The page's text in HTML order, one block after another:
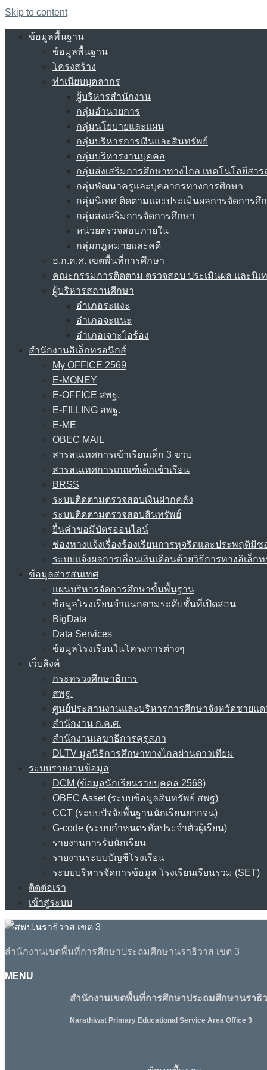
Skip to content
ข้อมูลพื้นฐาน
ข้อมูลพื้นฐาน
โครงสร้าง
ทำเนียบบุคลากร
ผู้บริหารสำนักงาน
กลุ่มอำนวยการ
กลุ่มนโยบายและแผน
กลุ่มบริหารการเงินและสินทรัพย์
กลุ่มบริหารงานบุคคล
กลุ่มส่งเสริมการศึกษาทางไกล เทคโนโลยีสา
กลุ่มพัฒนาครูและบุคลากรทางการศึกษา
กลุ่มนิเทศ ติดตามและประเมินผลการจัดการศึ
กลุ่มส่งเสริมการจัดการศึกษา
หน่วยตรวจสอบภายใน
กลุ่มกฎหมายและคดี
อ.ก.ค.ศ. เขตพื้นที่การศึกษา
คณะกรรมการติดตาม ตรวจสอบ ประเมินผล และนิเ
ผู้บริหารสถานศึกษา
อำเภอระแงะ
อำเภอจะแนะ
อำเภอเจาะไอร้อง
สำนักงานอิเล็กทรอนิกส์
My OFFICE 2569
E-MONEY
E-OFFICE สพฐ.
E-FILLING สพฐ.
E-ME
OBEC MAIL
สารสนเทศการเข้าเรียนเด็ก 3 ขวบ
สารสนเทศการเกณฑ์เด็กเข้าเรียน
BRSS
ระบบติดตามตรวจสอบเงินฝากคลัง
ระบบติดตามตรวจสอบสินทรัพย์
ยื่นคำขอมีบัตรออนไลน์
ช่องทางแจ้งเรื่องร้องเรียนการทุจริตและประพฤติมิช
ระบบแจ้งผลการเลื่อนเงินเดือนด้วยวิธีการทางอิเล็ก
ข้อมูลสารสนเทศ
แผนบริหารจัดการศึกษาขั้นพื้นฐาน
ข้อมูลโรงเรียนจำแนกตามระดับชั้นที่เปิดสอน
BigData
Data Services
ข้อมูลโรงเรียนในโครงการต่างๆ
เว็บลิงค์
กระทรวงศึกษาธิการ
สพฐ.
ศูนย์ประสานงานและบริหารการศึกษาจังหวัดชายแ
สำนักงาน ก.ค.ศ.
สำนักงานเลขาธิการคุรุสภา
DLTV มูลนิธิการศึกษาทางไกลผ่านดาวเทียม
ระบบรายงานข้อมูล
DCM (ข้อมูลนักเรียนรายบุคคล 2568)
OBEC Asset (ระบบข้อมูลสินทรัพย์ สพฐ)
CCT (ระบบปัจจัยพื้นฐานนักเรียนยากจน)
G-code (ระบบกำหนดรหัสประจำตัวผู้เรียน)
รายงานการรับนักเรียน
รายงานระบบบัญชีโรงเรียน
ระบบบริหารจัดการข้อมูล โรงเรียนเรียนรวม (SET)
ติดต่อเรา
เข้าสู่ระบบ
สำนักงานเขตพื้นที่การศึกษาประถมศึกษานราธิวาส เขต 3
MENU
สำนักงานเขตพื้นที่การศึกษาประถมศึกษานราธิว
Narathiwat Primary Educational Service Area Office 3